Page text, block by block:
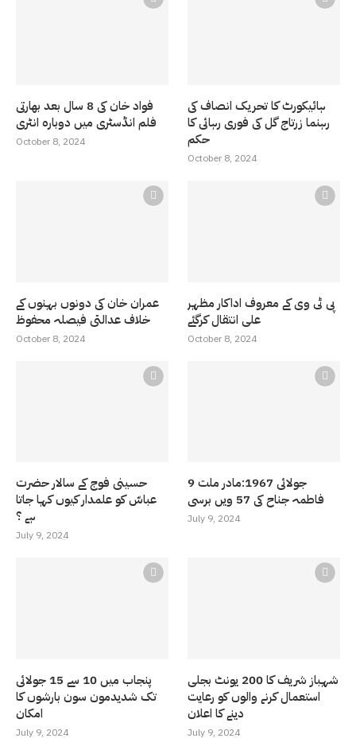
فواد خان کی 8 سال بعد بھارتی
فلم انڈسٹری میں دوبارہ انٹری
October 8, 2024
ہائیکورٹ کا تحریک انصاف کی
رہنما زرتاج گل کی فوری رہائی کا
حکم
October 8, 2024
عمران خان کی دونوں بہنوں کے
خلاف عدالتی فیصلہ محفوظ
October 8, 2024
پی ٹی وی کے معروف اداکار مظہر
علی انتقال کرگئے
October 8, 2024
حسینی فوج کے سالار حضرت
عباسّ کو علمدار کیوں کہا جاتا
ہے ؟
July 9, 2024
9 جولائی 1967:مادر ملت
فاطمہ جناح کی 57 ویں برسی
July 9, 2024
پنجاب میں 10 سے 15 جولائی
تک شدیدمون سون بارشوں کا
امکان
July 9, 2024
شہباز شریف کا 200 یونٹ بجلی
استعمال کرنے والوں کو رعایت
دینے کا اعلان
July 9, 2024